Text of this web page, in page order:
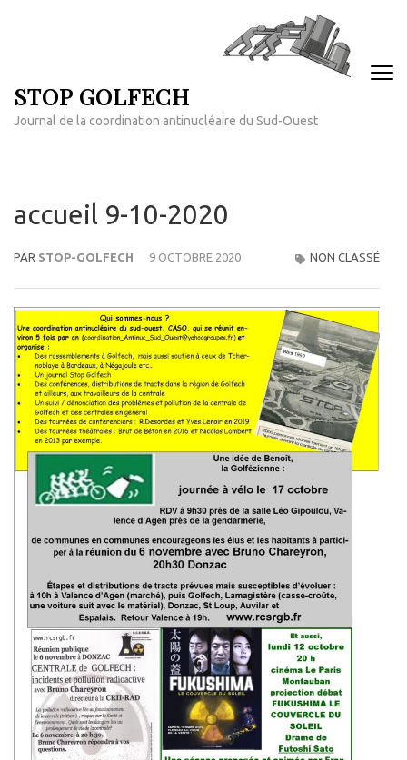
Entrée)
STOP GOLFECH
Journal de la coordination antinucléaire du Sud-Ouest
accueil 9-10-2020
PAR STOP-GOLFECH 9 OCTOBRE 2020 NON CLASSÉ